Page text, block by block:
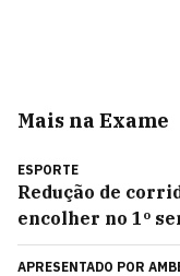
Mais na Exame
ESPORTE
Redução de
encolher no 1º
APRESENTADO POR